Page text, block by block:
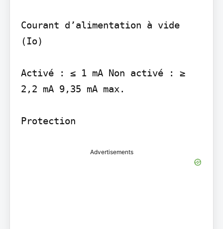
Courant d’alimentation à vide
(Io)
Activé : ≤ 1 mA Non activé : ≥
2,2 mA 9,35 mA max.
Advertisements